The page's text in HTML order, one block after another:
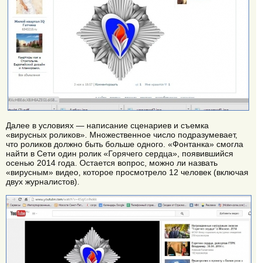
Далее в условиях — написание сценариев и съемка
«вирусных роликов». Множественное число подразумевает,
что роликов должно быть больше одного. «Фонтанка» смогла
найти в Сети один ролик «Горячего сердца», появившийся
осенью 2014 года. Остается вопрос, можно ли назвать
«вирусным» видео, которое просмотрело 12 человек (включая
двух журналистов).